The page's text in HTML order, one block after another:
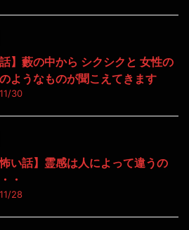
話】藪の中から シクシクと 女性の
ようなものが聞こえてきます
30
怖い話】霊感は人によって違うの
・
28